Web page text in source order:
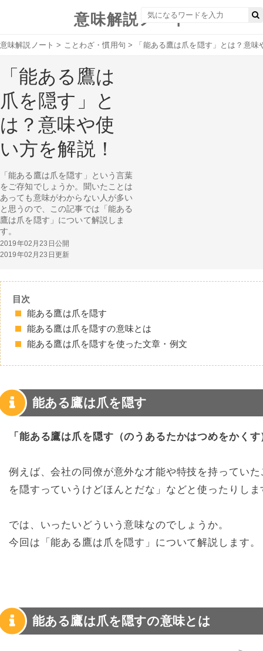
意味解説ノート
意味解説ノート > ことわざ・慣用句 > 「能ある鷹は爪を隠す」とは？意味
「能ある鷹は
爪を隠す」と
は？意味や使
い方を解説！
「能ある鷹は爪を隠す」という言葉
をご存知でしょうか。聞いたことは
あっても意味がわからない人が多い
と思うので、この記事では「能ある
鷹は爪を隠す」について解説しま
す。
2019年02月23日公開
2019年02月23日更新
目次
能ある鷹は爪を隠す
能ある鷹は爪を隠すの意味とは
能ある鷹は爪を隠すを使った文章・例文
能ある鷹は爪を隠す
「能ある鷹は爪を隠す（のうあるたかはつめをかくす
例えば、会社の同僚が意外な才能や特技を持ってい
を隠すっていうけどほんとだな」などと使ったりしま
では、いったいどういう意味なのでしょうか。
今回は「能ある鷹は爪を隠す」について解説します。
能ある鷹は爪を隠すの意味とは